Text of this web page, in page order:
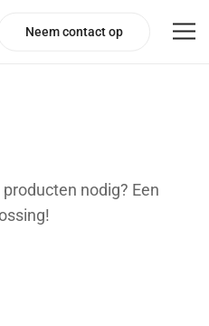
Neem contact op
nodig? Een